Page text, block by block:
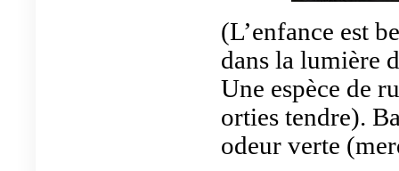
(L’enfance est
dans la lumière
Une espèce de
orties tendre).
odeur verte